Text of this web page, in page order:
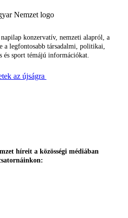
konzervatív, nemzeti alapról, a
a legfontosabb társadalmi, politikai,
és sport témájú információkat.
az újságra
híreit a közösségi médiában